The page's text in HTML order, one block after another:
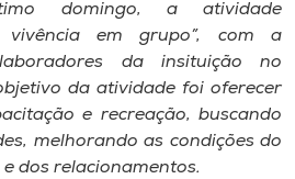
domingo, a atividade
vivência em grupo”, com a
da insituição no
da atividade foi oferecer
e recreação, buscando
melhorando as condições do
dos relacionamentos.